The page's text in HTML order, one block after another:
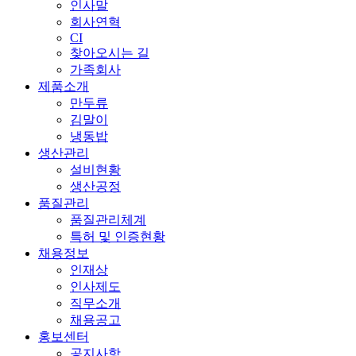
인사말
회사연혁
CI
찾아오시는 길
가족회사
제품소개
만두류
김말이
냉동밥
생산관리
설비현황
생산공정
품질관리
품질관리체계
특허 및 인증현황
채용정보
인재상
인사제도
직무소개
채용공고
홍보센터